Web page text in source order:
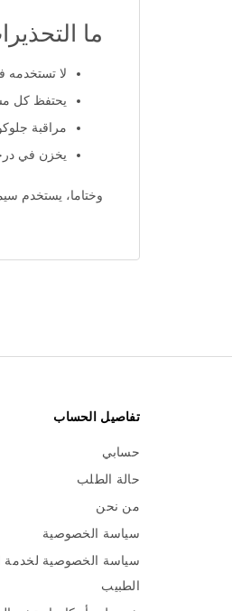
ما التحذيرات
لا تستخدمه
يحتفظ كل
مراقبة
يخزن في درجة
وختاما، يستخدم
تفاصيل الحساب
حسابي
حالة الطلب
من نحن
سياسة الخصوصية
سياسة الخصوصية لخدمة
الطبيب